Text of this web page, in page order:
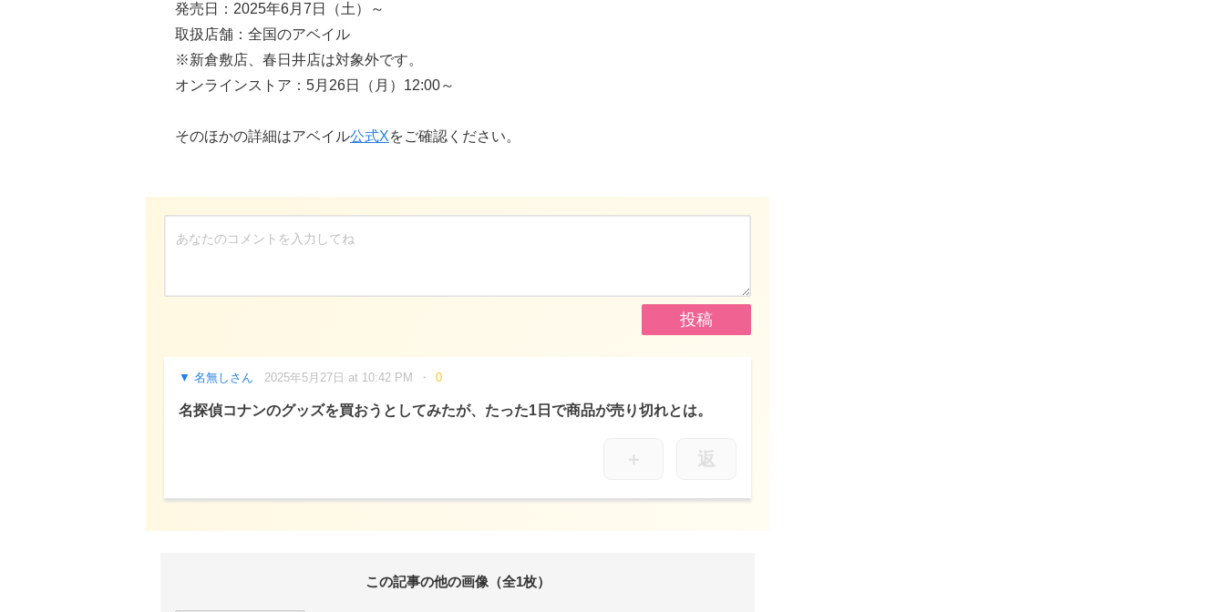
発売日：2025年6月7日（土）～
取扱店舗：全国のアベイル
※新倉敷店、春日井店は対象外です。
オンラインストア：5月26日（月）12:00～
そのほかの詳細はアベイル公式Xをご確認ください。
名無しさん 2025年5月27日 at 10:42 PM 0
名探偵コナンのグッズを買おうとしてみたが、たった1日で商品が売り切れとは。
＋ 返
この記事の他の画像（全1枚）